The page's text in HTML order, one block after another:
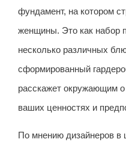
фундамент, на котором
женщины. Это как набор
несколько различных
сформированный
расскажет окружающим
ваших ценностях и
По мнению дизайнеров